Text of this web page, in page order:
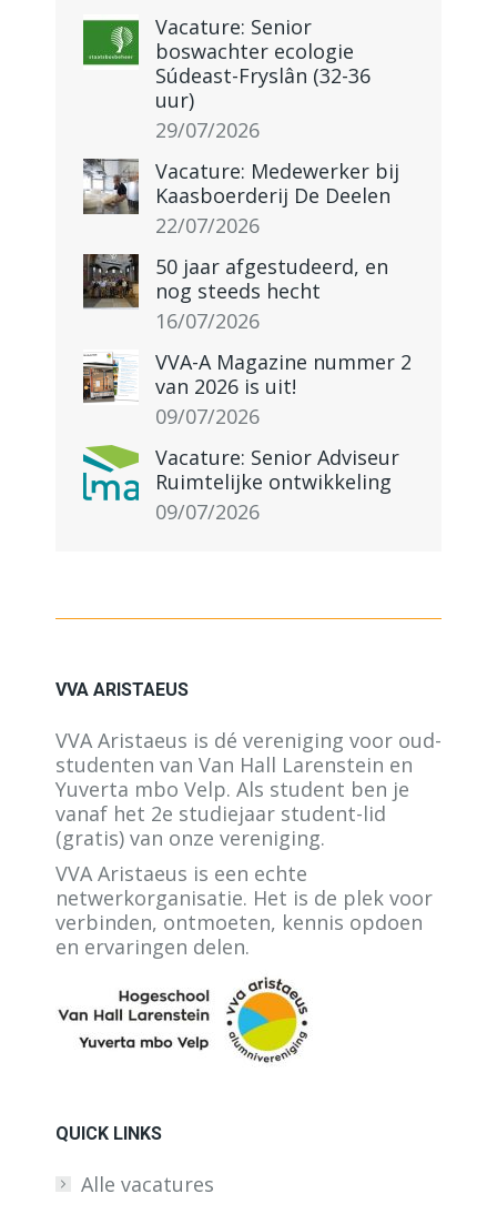
Vacature: Senior
boswachter ecologie
Súdeast-Fryslân (32-36
uur)
29/07/2026
Vacature: Medewerker bij
Kaasboerderij De Deelen
22/07/2026
50 jaar afgestudeerd, en
nog steeds hecht
16/07/2026
VVA-A Magazine nummer 2
van 2026 is uit!
09/07/2026
Vacature: Senior Adviseur
Ruimtelijke ontwikkeling
09/07/2026
VVA ARISTAEUS
VVA Aristaeus is dé vereniging voor oud-
studenten van Van Hall Larenstein en
Yuverta mbo Velp. Als student ben je
vanaf het 2e studiejaar student-lid
(gratis) van onze vereniging.
VVA Aristaeus is een echte
netwerkorganisatie. Het is de plek voor
verbinden, ontmoeten, kennis opdoen
en ervaringen delen.
QUICK LINKS
Alle vacatures